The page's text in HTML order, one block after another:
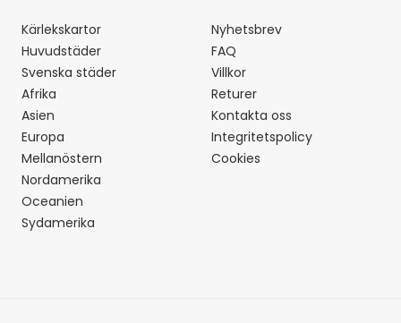
Kärlekskartor
Huvudstäder
Svenska städer
Afrika
Asien
Europa
Mellanöstern
Nordamerika
Oceanien
Sydamerika
Nyhetsbrev
FAQ
Villkor
Returer
Kontakta oss
Integritetspolicy
Cookies